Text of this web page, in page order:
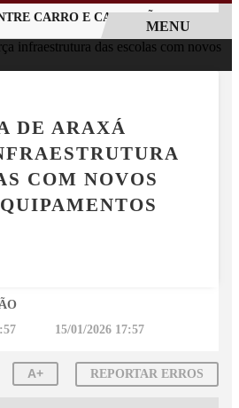
CARRO E CAMINHÃO NA BR-262
MENU
DE ARAXÁ
COM NOVOS
15/01/2026 17:57
A+ REPORTAR ERROS